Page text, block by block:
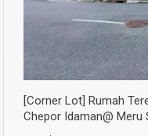
[Corner Lot] Rumah
Chepor Idaman@ Meru